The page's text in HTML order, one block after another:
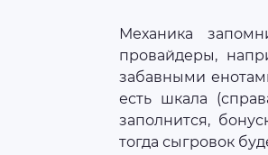
Механика
провайдеры,
забавными
есть шкала
заполнится,
тогда сыгровок